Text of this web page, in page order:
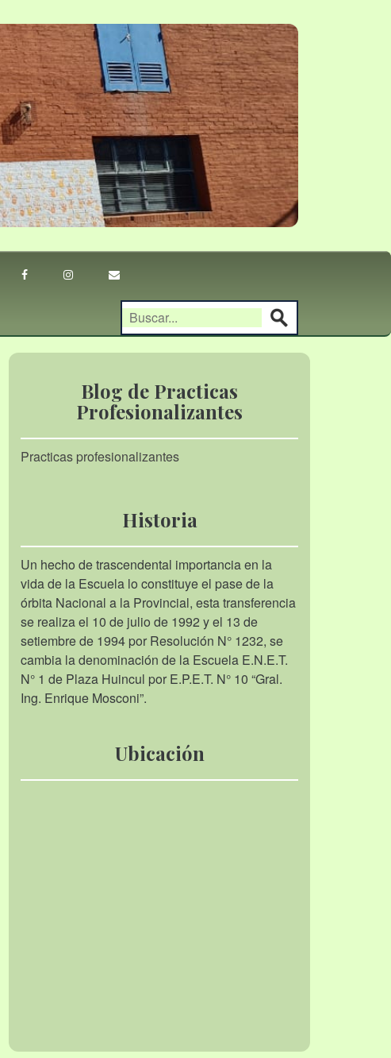
Blog de Practicas
Profesionalizantes
Practicas profesionalizantes
Historia
Un hecho de trascendental importancia en la
vida de la Escuela lo constituye el pase de la
órbita Nacional a la Provincial, esta transferencia
se realiza el 10 de julio de 1992 y el 13 de
setiembre de 1994 por Resolución N° 1232, se
cambia la denominación de la Escuela E.N.E.T.
N° 1 de Plaza Huincul por E.P.E.T. N° 10 “Gral.
Ing. Enrique Mosconi”.
Ubicación